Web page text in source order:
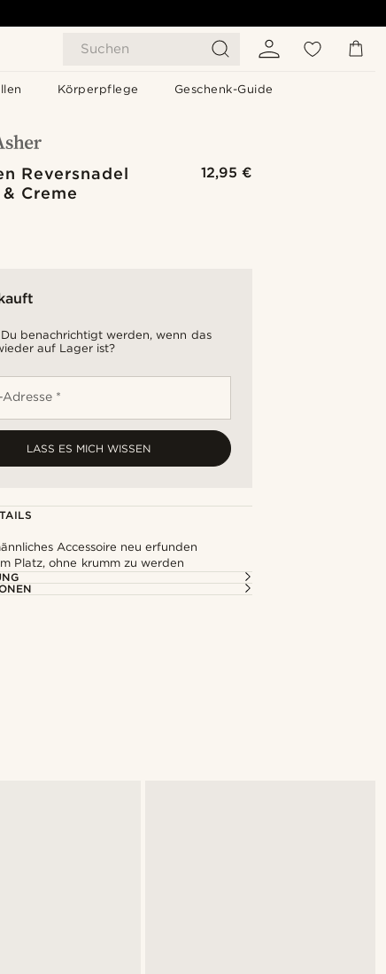
Suchen
Körperpflege Geschenk-Guide
Reversnadel
Creme
12,95 €
benachrichtigt werden, wenn das
auf Lager ist?
*
LASS ES MICH WISSEN
Accessoire neu erfunden
Platz, ohne krumm zu werden